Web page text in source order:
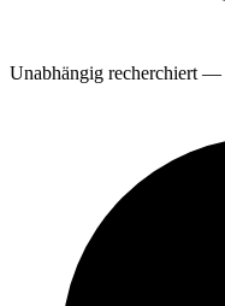
Unabhängig recherchiert —